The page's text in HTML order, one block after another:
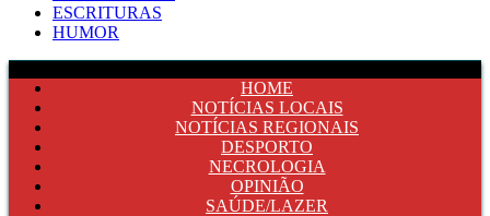
ESCRITURAS
HUMOR
HOME
NOTÍCIAS LOCAIS
NOTÍCIAS REGIONAIS
DESPORTO
NECROLOGIA
OPINIÃO
SAÚDE/LAZER